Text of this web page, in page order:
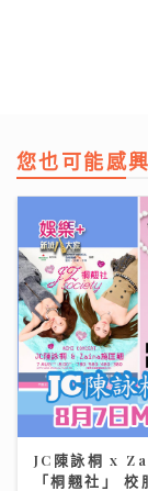
您也可能感
JC陳詠桐 x
「桐翹社」
按揭保險使用